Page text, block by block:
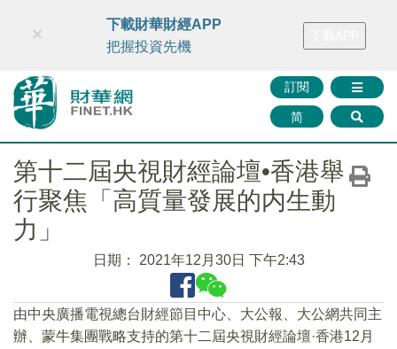
財華智庫網 FINTV FINMETA 財華證券 媒體矩陣
訂閱
简
×
下載財華財經APP
把握投資先機
第十二屆央視財經論壇•香港舉
行聚焦「高質量發展的内生動
力」
日期： 2021年12月30日 下午2:43
由中央廣播電視總台財經節目中心、大公報、大公網共同主
辦、蒙牛集團戰略支持的第十二屆央視財經論壇·香港12月